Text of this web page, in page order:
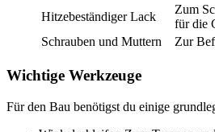
Hitzebeständiger Lack
Zum
für die
Schrauben und Muttern
Zur
Wichtige Werkzeuge
Für den Bau benötigst du einige